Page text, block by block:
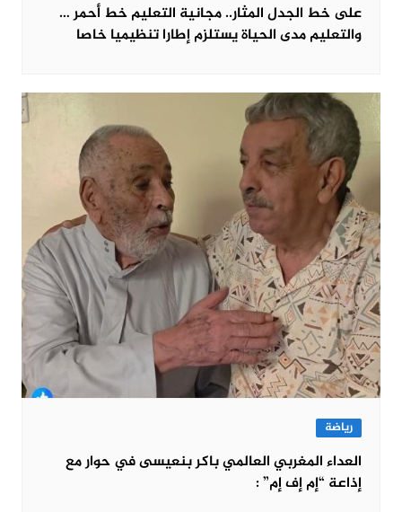
على خط الجدل المثار.. مجانية التعليم خط أحمر …
والتعليم مدى الحياة يستلزم إطارا تنظيميا خاصا
رياضة
العداء المغربي العالمي باكر بنعيسى في حوار مع
إذاعة “إم إف إم” :